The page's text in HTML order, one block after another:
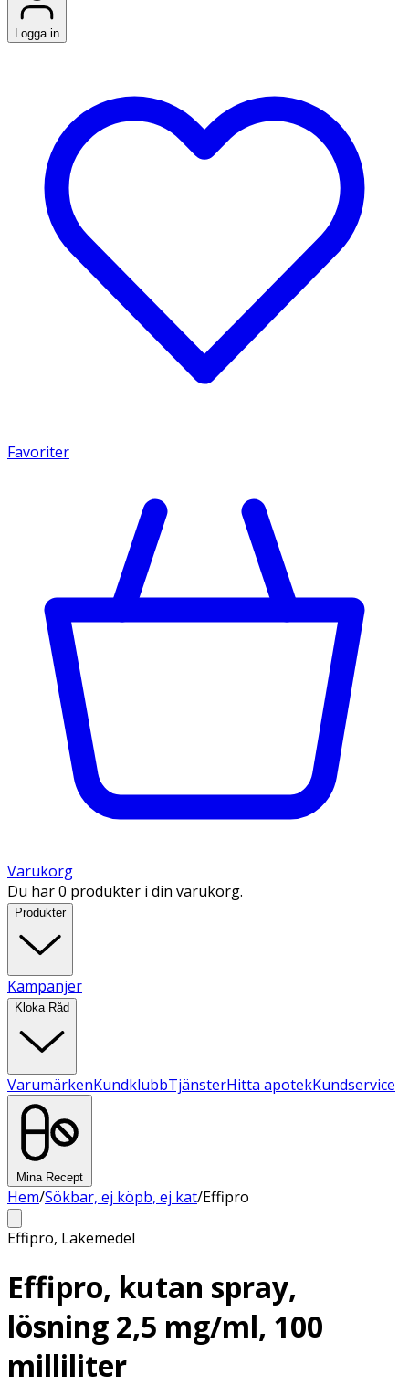
Logga in
Favoriter
Varukorg
Du har 0 produkter i din varukorg.
Produkter
Kampanjer
Kloka Råd
VarumärkenKundklubbTjänsterHitta apotekKundservice
Mina Recept
Hem/Sökbar, ej köpb, ej kat/Effipro
Effipro, Läkemedel
Effipro, kutan spray,
lösning 2,5 mg/ml, 100
milliliter